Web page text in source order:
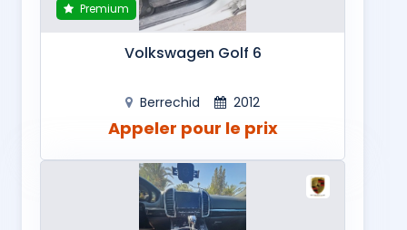
Premium
Volkswagen Golf 6
Berrechid 2012
Appeler pour le prix